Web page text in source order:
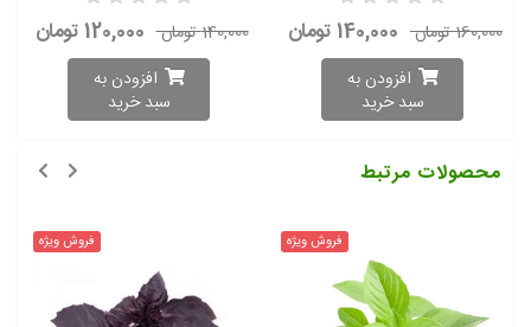
160,000 تومان 140,000 تومان
افزودن به
سبد خرید
140,000 تومان 120,000 تومان
افزودن به
سبد خرید
محصولات مرتبط
فروش ویژه فروش ویژه